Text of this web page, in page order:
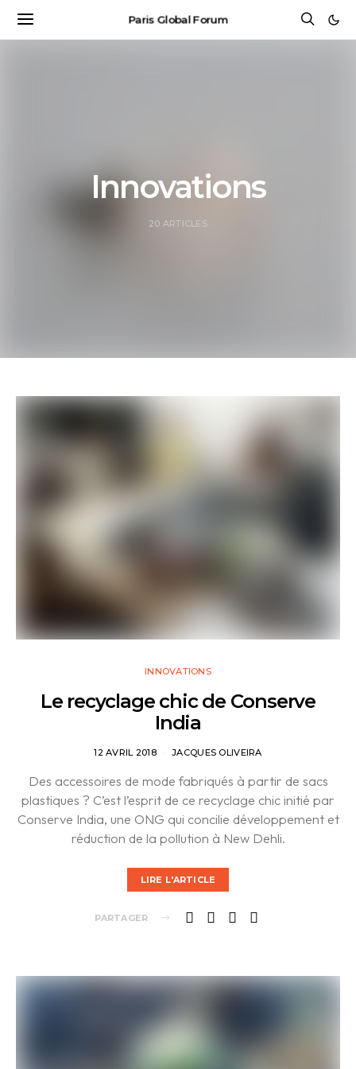
Paris Global Forum
Innovations
20 ARTICLES
INNOVATIONS
Le recyclage chic de Conserve
India
12 AVRIL 2018 JACQUES OLIVEIRA
Des accessoires de mode fabriqués à partir de sacs
plastiques ? C’est l’esprit de ce recyclage chic initié par
Conserve India, une ONG qui concilie développement et
réduction de la pollution à New Dehli.
LIRE L'ARTICLE
PARTAGER